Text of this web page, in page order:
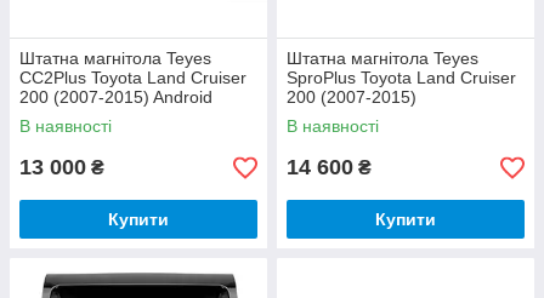
Штатна магнітола Teyes
CC2Plus Toyota Land Cruiser
200 (2007-2015) Android
В наявності
13 000 ₴
Купити
Штатна магнітола Teyes
SproPlus Toyota Land Cruiser
200 (2007-2015)
В наявності
14 600 ₴
Купити